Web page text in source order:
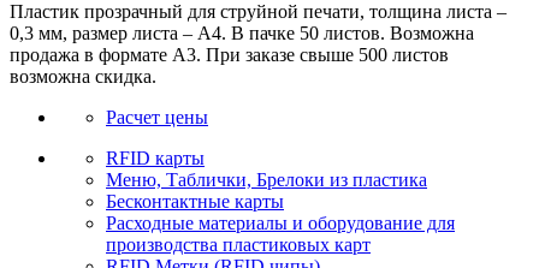
Пластик прозрачный для струйной печати, толщина листа –
0,3 мм, размер листа – А4. В пачке 50 листов. Возможна
продажа в формате А3. При заказе свыше 500 листов
возможна скидка.
Расчет цены
RFID карты
Меню, Таблички, Брелоки из пластика
Бесконтактные карты
Расходные материалы и оборудование для
производства пластиковых карт